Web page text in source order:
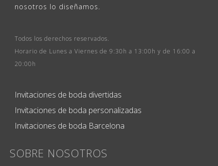
nosotros lo diseñamos.
Todos los derechos reservados.
Horario de Lunes a Viernes de 9:30h a 13:00h y de 16:00 a
20:00h
Invitaciones de boda divertidas
Invitaciones de boda personalizadas
Invitaciones de boda Barcelona
SOBRE NOSOTROS